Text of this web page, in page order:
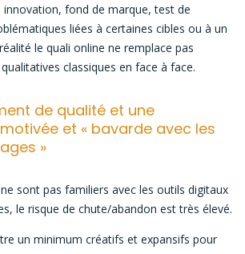
fond de marque, test de
liées à certaines cibles ou à un
le quali online ne remplace pas
classiques en face à face.
de qualité et une
et « bavarde avec les
»
sont pas familiers avec les outils digitaux
le risque de chute/abandon est très élevé.
un minimum créatifs et expansifs pour